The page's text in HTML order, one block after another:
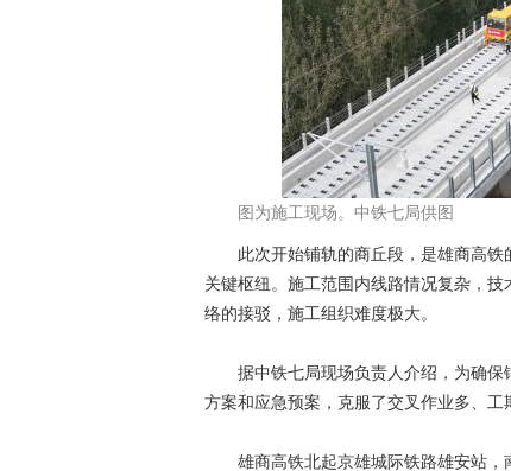
图为施工现场。中铁七局供图
此次开始铺轨的商丘段，是雄商高铁
关键枢纽。施工范围内线路情况复杂，
络的接驳，施工组织难度极大。
据中铁七局现场负责人介绍，为确保
方案和应急预案，克服了交叉作业多、工
雄商高铁北起京雄城际铁路雄安站，